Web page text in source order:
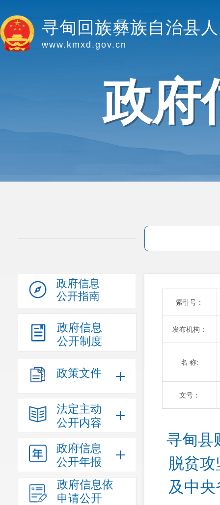
寻甸回族彝族自治县
www.kmxd.gov.cn
政府
政府信息
公开指南
政府信息
公开制度
政策文件
法定主动
公开内容
政府信息
公开年报
政府信息依
申请公开
索引号：
发布机构：
名 称:
文号：
寻甸县
脱贫
及中